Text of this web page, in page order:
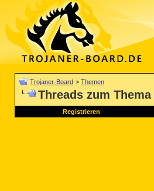
Trojaner-Board > Themen
Threads zum Thema
Registrieren